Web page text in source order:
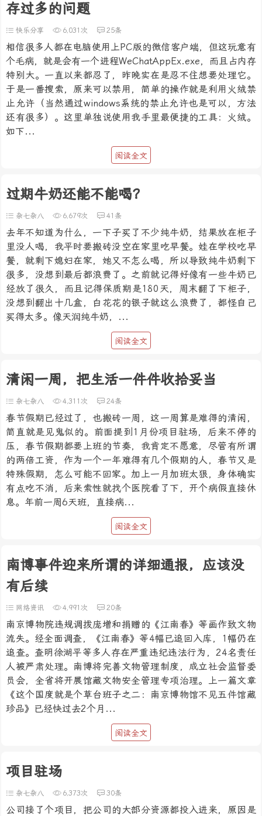
存过多的问题
快乐分享 6,031次 25条
相信很多人都在电脑使用上PC版的微信客户端，但这玩意有
个毛病，就是会有一个进程WeChatAppEx.exe，而且占内存
特别大。一直以来都忍了，昨晚实在是忍不住想要处理它。
于是一番搜索，原来可以禁用，简单的操作就是利用火绒禁
止允许（当然通过windows系统的禁止允许也是可以，方法
还有很多）。这里单独说使用我手里最便捷的工具：火绒。
如下...
阅读全文
过期牛奶还能不能喝？
杂七杂八 6,679次 41条
去年不知道为什么，一下子买了不少纯牛奶，结果放在柜子
里没人喝，我平时要搬砖没空在家里吃早餐。娃在学校吃早
餐，就剩下媳妇在家，她又不怎么喝，所以导致纯牛奶剩下
很多，没想到最后都浪费了。之前就记得好像有一些牛奶已
经放了很久，而且记得保质期是180天，周末翻了下柜子，
没想到翻出十几盒，白花花的银子就这么浪费了，都怪自己
买得太多。像天润纯牛奶，...
阅读全文
清闲一周，把生活一件件收拾妥当
杂七杂八 4,311次 24条
春节假期已经过了，也搬砖一周，这一周算是难得的清闲，
简直就是见鬼似的。前面提到1月份项目驻场，后来不停的
压，春节假期都要上班的节奏，我肯定不愿意，尽管有所谓
的两倍工资，作为一个一年难得有几个假期的人，春节又是
特殊假期，怎么可能不回家。加上一月加班太狠，身体确实
有点吃不消，后来索性就找个医院看了下，开个病假直接休
息。年前一周6天班，直接病...
阅读全文
南博事件迎来所谓的详细通报，应该没
有后续
网络资讯 4,991次 20条
南京博物院违规调拨庞增和捐赠的《江南春》等画作致文物
流失。经全面调查，《江南春》等4幅已追回入库，1幅仍在
追查。查明徐湖平等多人存在严重违纪违法行为，24名责任
人被严肃处理。南博将完善文物管理制度，成立社会监督委
员会，全省将开展馆藏文物安全管理专项治理。上一篇文章
《这个国度就是个草台班子之二：南京博物馆不见五件馆藏
珍品》已经快过去2个月...
阅读全文
项目驻场
杂七杂八 6,373次 30条
公司接了个项目，把公司的大部分资源都投入进来，原因是